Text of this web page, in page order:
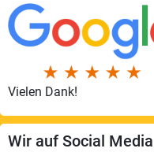
Vielen Dank!
Wir auf Social Media